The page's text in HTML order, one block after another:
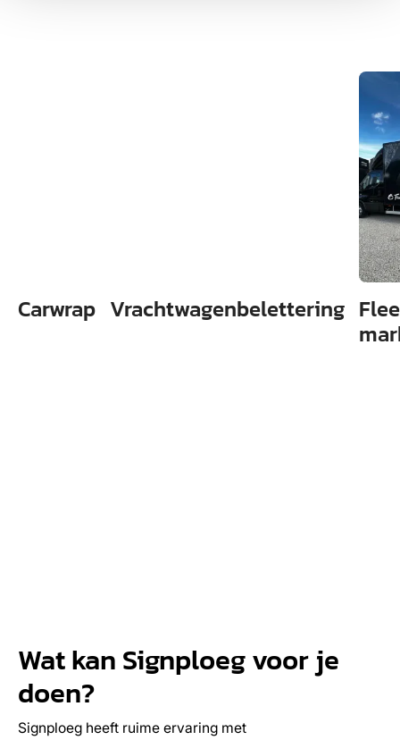
Carwrap Vrachtwagenbelettering
Wat kan Signploeg voor je
doen?
Signploeg heeft ruime ervaring met